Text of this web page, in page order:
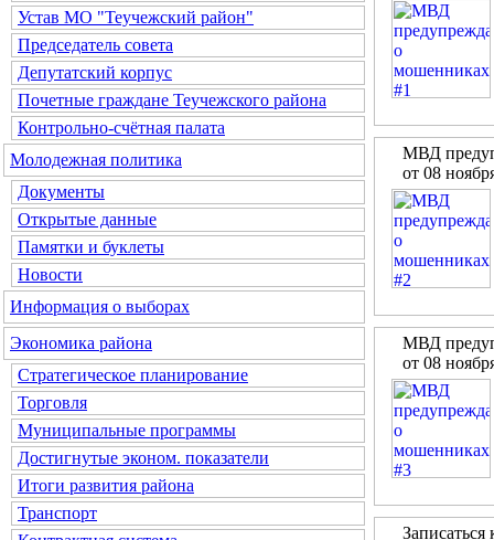
Устав МО "Теучежский район"
Председатель совета
Депутатский корпус
Почетные граждане Теучежского района
Контрольно-счётная палата
Молодежная политика
Документы
Открытые данные
Памятки и буклеты
Новости
Информация о выборах
Экономика района
Стратегическое планирование
Торговля
Муниципальные программы
Достигнутые эконом. показатели
Итоги развития района
Транспорт
МВД
от 08
МВД
от 08
Записаться